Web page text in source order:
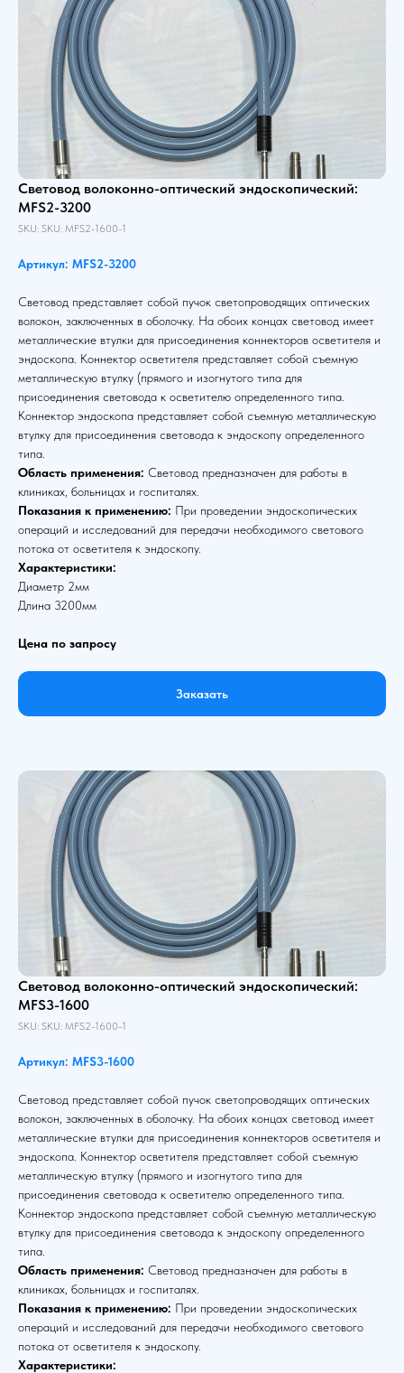
Световод волоконно-оптический эндоскопический:
MFS2-3200
SKU: SKU: MFS2-1600-1
Артикул: MFS2-3200
Световод представляет собой пучок светопроводящих оптических
волокон, заключенных в оболочку. На обоих концах световод имеет
металлические втулки для присоединения коннекторов осветителя и
эндоскопа. Коннектор осветителя представляет собой съемную
металлическую втулку (прямого и изогнутого типа для
присоединения световода к осветителю определенного типа.
Коннектор эндоскопа представляет собой съемную металлическую
втулку для присоединения световода к эндоскопу определенного
типа.
Область применения: Световод предназначен для работы в
клиниках, больницах и госпиталях.
Показания к применению: При проведении эндоскопических
операций и исследований для передачи необходимого светового
потока от осветителя к эндоскопу.
Характеристики:
Диаметр 2мм
Длина 3200мм
Цена по запросу
Заказать
Световод волоконно-оптический эндоскопический:
MFS3-1600
SKU: SKU: MFS2-1600-1
Артикул: MFS3-1600
Световод представляет собой пучок светопроводящих оптических
волокон, заключенных в оболочку. На обоих концах световод имеет
металлические втулки для присоединения коннекторов осветителя и
эндоскопа. Коннектор осветителя представляет собой съемную
металлическую втулку (прямого и изогнутого типа для
присоединения световода к осветителю определенного типа.
Коннектор эндоскопа представляет собой съемную металлическую
втулку для присоединения световода к эндоскопу определенного
типа.
Область применения: Световод предназначен для работы в
клиниках, больницах и госпиталях.
Показания к применению: При проведении эндоскопических
операций и исследований для передачи необходимого светового
потока от осветителя к эндоскопу.
Характеристики: